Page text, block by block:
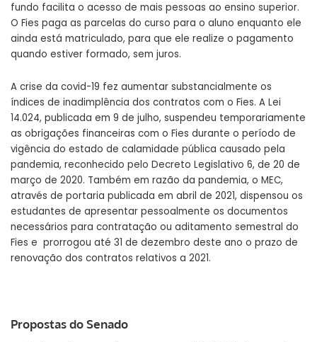
fundo facilita o acesso de mais pessoas ao ensino superior.
O Fies paga as parcelas do curso para o aluno enquanto ele
ainda está matriculado, para que ele realize o pagamento
quando estiver formado, sem juros.
A crise da covid-19 fez aumentar substancialmente os
índices de inadimplência dos contratos com o Fies. A Lei
14.024, publicada em 9 de julho, suspendeu temporariamente
as obrigações financeiras com o Fies durante o período de
vigência do estado de calamidade pública causado pela
pandemia, reconhecido pelo Decreto Legislativo 6, de 20 de
março de 2020. Também em razão da pandemia, o MEC,
através de portaria publicada em abril de 2021, dispensou os
estudantes de apresentar pessoalmente os documentos
necessários para contratação ou aditamento semestral do
Fies e prorrogou até 31 de dezembro deste ano o prazo de
renovação dos contratos relativos a 2021.
Propostas do Senado